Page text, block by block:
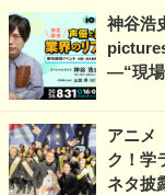
神谷浩
―“現場
アニメ
ク！学
ネタ披